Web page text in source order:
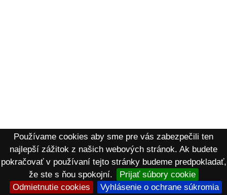
Používame cookies aby sme pre vás zabezpečili ten
najlepší zážitok z našich webových stránok. Ak budete
pokračovať v používaní tejto stránky budeme predpokladať,
že ste s ňou spokojní.
Prijať súbory cookie
Odmietnutie cookies
Vyhlásenie o ochrane súkromia